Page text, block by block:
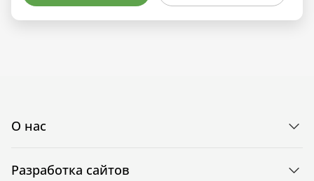
О нас
Разработка сайтов